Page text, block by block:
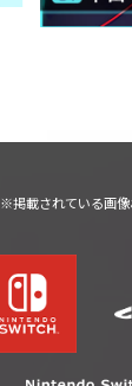
※掲載されている画